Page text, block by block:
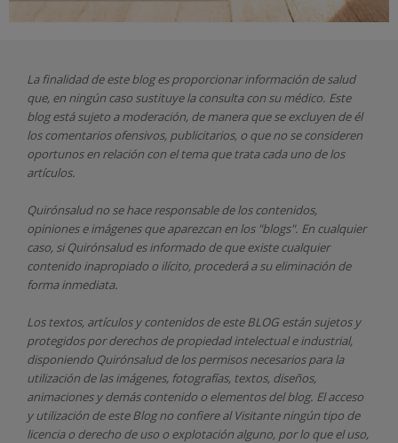
La finalidad de este blog es proporcionar información de salud
que, en ningún caso sustituye la consulta con su médico. Este
blog está sujeto a moderación, de manera que se excluyen de él
los comentarios ofensivos, publicitarios, o que no se consideren
oportunos en relación con el tema que trata cada uno de los
artículos.
Quirónsaludno se hace responsable de los contenidos,
opiniones e imágenes que aparezcan en los "blogs". En cualquier
caso, si Quirónsaludes informado de que existe cualquier
contenido inapropiado o ilícito, procederá a su eliminación de
forma inmediata.
Los textos, artículos y contenidos de este BLOG están sujetos y
protegidos por derechos de propiedad intelectual e industrial,
disponiendo Quirónsaludde los permisos necesarios para la
utilización de las imágenes, fotografías, textos, diseños,
animaciones y demás contenido o elementos del blog. El acceso
y utilización de este Blog no confiere al Visitante ningún tipo de
licencia o derecho de uso o explotación alguno, por lo que el uso,